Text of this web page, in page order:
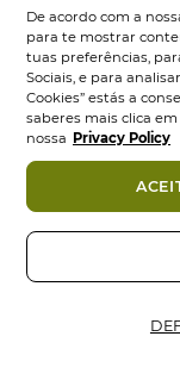
vegetais
De acordo com a
para te mostrar
tuas preferências,
Sociais, e para
Cookies” estás a
saberes mais clica
nossa Privacy Policy